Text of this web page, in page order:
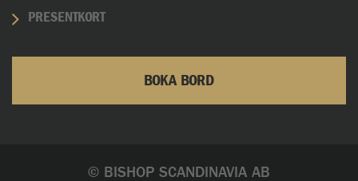
PRESENTKORT
BOKA BORD
© BISHOP SCANDINAVIA AB